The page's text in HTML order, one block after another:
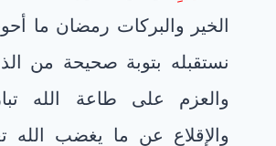
الخير والبركات رمضان ما
نستقبله بتوبة صحيحة من
والعزم على طاعة الله
والإقلاع عن ما يغضب الله